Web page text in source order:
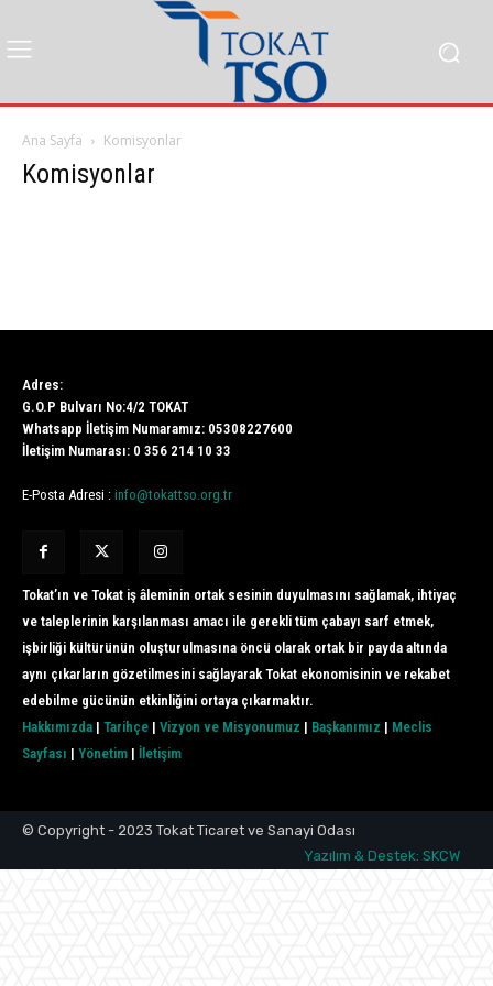
Ana Sayfa Komisyonlar
Komisyonlar
Adres:
G.O.P Bulvarı No:4/2 TOKAT
Whatsapp İletişim Numaramız: 05308227600
İletişim Numarası: 0 356 214 10 33
E-Posta Adresi : info@tokattso.org.tr
Tokat’ın ve Tokat iş âleminin ortak sesinin duyulmasını sağlamak, ihtiyaç
ve taleplerinin karşılanması amacı ile gerekli tüm çabayı sarf etmek,
işbirliği kültürünün oluşturulmasına öncü olarak ortak bir payda altında
aynı çıkarların gözetilmesini sağlayarak Tokat ekonomisinin ve rekabet
edebilme gücünün etkinliğini ortaya çıkarmaktır.
Hakkımızda | Tarihçe | Vizyon ve Misyonumuz | Başkanımız | Meclis
Sayfası | Yönetim | İletişim
© Copyright - 2023 Tokat Ticaret ve Sanayi Odası
Yazılım & Destek: SKCW